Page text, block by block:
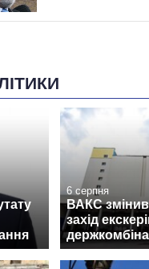
6 серпня
ВАКС
захід